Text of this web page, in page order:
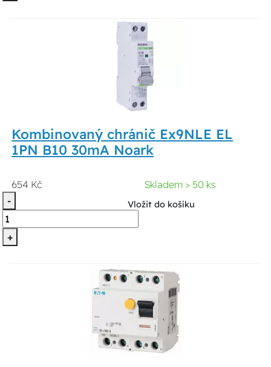
Kombinovaný chránič Ex9NLE EL
1PN B10 30mA Noark
654 Kč
Skladem > 50 ks
-
+
Vložit do košíku